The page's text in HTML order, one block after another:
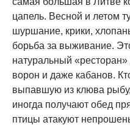
цапель. Весной и летом
шуршание, крики,
борьба за выживание.
натуральный
ворон и даже кабанов.
выпавшую из клюва
иногда получают обед
птицы атакуют